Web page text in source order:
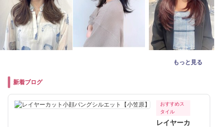
もっと見る
新着ブログ
おすすめス
タイル
レイヤーカ